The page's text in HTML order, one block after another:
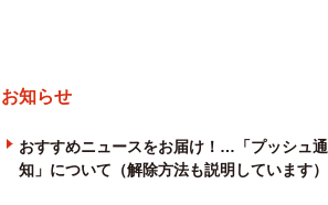
お知らせ
おすすめニュースをお届け！…「プッシュ通
知」について（解除方法も説明しています）